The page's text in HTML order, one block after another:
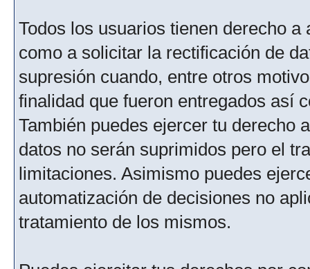
Todos los usuarios tienen derecho
como a solicitar la rectificación de
supresión cuando, entre otros
finalidad que fueron entregados así
También puedes ejercer tu derecho
datos no serán suprimidos pero el
limitaciones. Asimismo puedes
automatización de decisiones no
tratamiento de los mismos.